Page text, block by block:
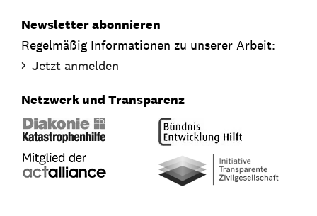
Newsletter abonnieren
Regelmäßig Informationen zu unserer Arbeit:
Jetzt anmelden
Netzwerk und Transparenz